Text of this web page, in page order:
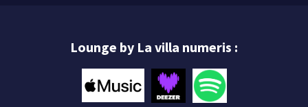
Lounge by La villa numeris :